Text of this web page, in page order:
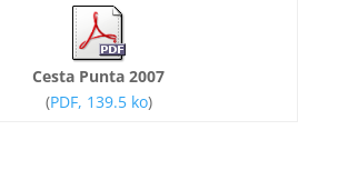
Cesta Punta 2007
(PDF, 139.5 ko)